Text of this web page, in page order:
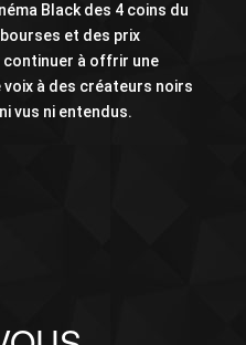
Black des 4 coins du
et des prix
continuer à offrir une
à des créateurs noirs
vus ni entendus.